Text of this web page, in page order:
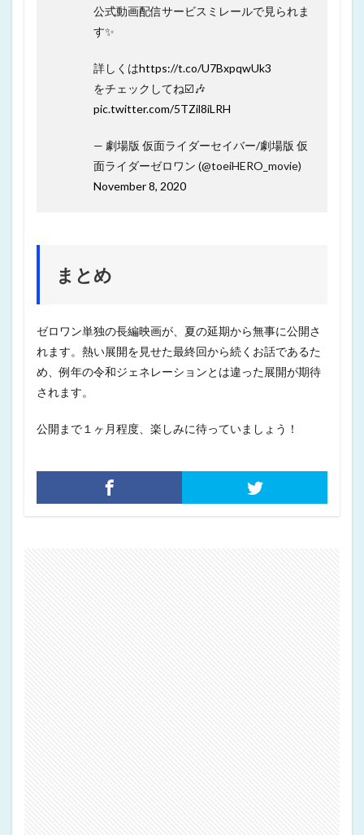
公式動画配信サービスミレールで見られま
す✨
詳しくはhttps://t.co/U7BxpqwUk3
をチェックしてね☑️🎶
pic.twitter.com/5TZil8iLRH
— 劇場版 仮面ライダーセイバー/劇場版 仮
面ライダーゼロワン (@toeiHERO_movie)
November 8, 2020
まとめ
ゼロワン単独の長編映画が、夏の延期から無事に公開さ
れます。熱い展開を見せた最終回から続くお話であるた
め、例年の令和ジェネレーションとは違った展開が期待
されます。
公開まで１ヶ月程度、楽しみに待っていましょう！